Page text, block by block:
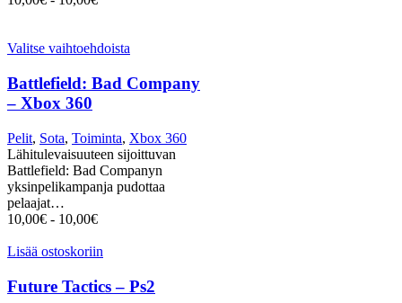
Valitse vaihtoehdoista
Battlefield: Bad Company
– Xbox 360
Pelit, Sota, Toiminta, Xbox 360
Lähitulevaisuuteen sijoittuvan
Battlefield: Bad Companyn
yksinpelikampanja pudottaa
pelaajat…
10,00€ - 10,00€
Lisää ostoskoriin
Future Tactics – Ps2